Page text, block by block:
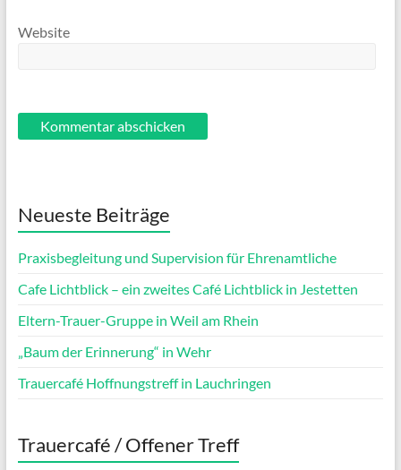
Website
Neueste Beiträge
Praxisbegleitung und Supervision für Ehrenamtliche
Cafe Lichtblick – ein zweites Café Lichtblick in Jestetten
Eltern-Trauer-Gruppe in Weil am Rhein
„Baum der Erinnerung“ in Wehr
Trauercafé Hoffnungstreff in Lauchringen
Trauercafé / Offener Treff